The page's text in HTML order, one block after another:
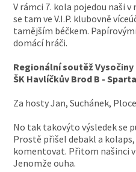
V rámci 7. kola pojedou naši
se tam ve V.I.P. klubovně
tamějším béčkem.
domácí hráči.
Regionální soutěž Vysočiny
ŠK Havlíčkův Brod B -
Za hosty Jan, Suchánek,
No tak takovýto výsledek se
Prostě přišel debakl a
komentovat. Přitom našinci
Jenomže ouha.